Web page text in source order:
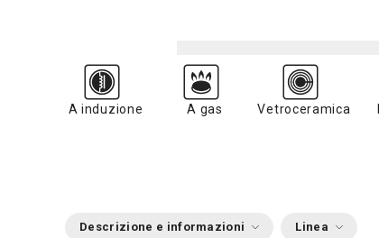
A induzione A gas Vetroceramica
Descrizione e informazioni Linea